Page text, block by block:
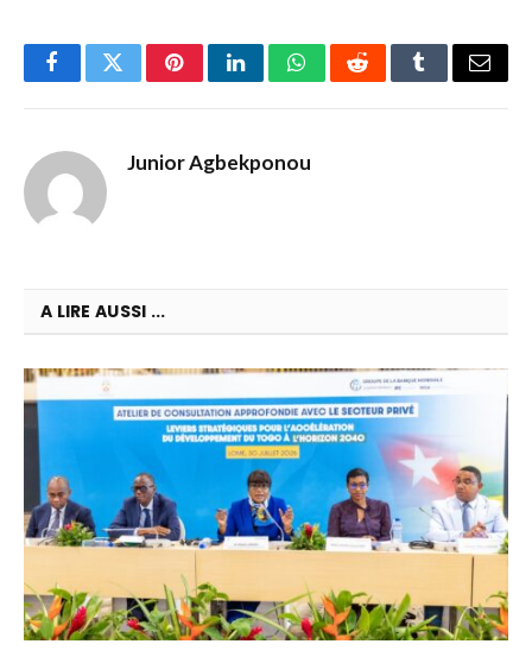
FacebookTwitterPinterestLinkedInWhatsAppRedditTumblrEmail
Junior Agbekponou
A LIRE AUSSI ...